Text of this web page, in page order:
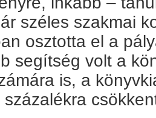
széles szakmai
osztotta el a
segítség volt a
is, a